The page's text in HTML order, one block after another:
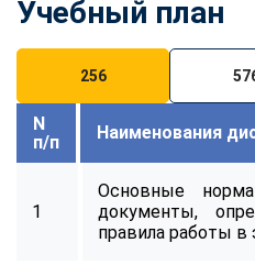
Учебный план
256
N
п/п
Наименования
1
Основные
документы,
правила работы в